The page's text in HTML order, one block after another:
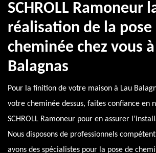
SCHROLL Ramoneur
réalisation de la pose
cheminée chez vous
Balagnas
Pour la finition de votre maison à Lau
votre cheminée dessus, faites confiance en
SCHROLL Ramoneur pour en assurer
Nous disposons de professionnels
avons des spécialistes pour la pose de